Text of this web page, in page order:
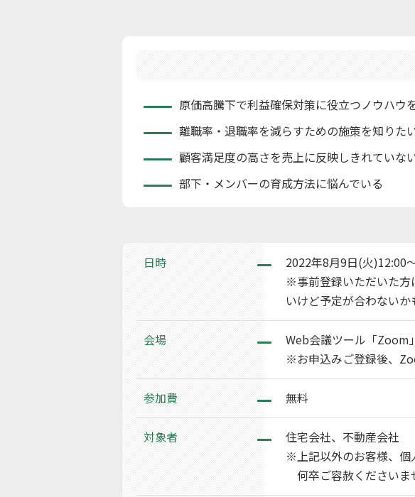
原価高騰下で利益確保対策に役立つノウハウ
離職率・退職率を減らすための施策を知りた
顧客満足度の高さを売上に反映しきれていな
部下・メンバーの育成方法に悩んでいる
日時
2022年8月9日(火)12:00
※事前登録いただいた方
いけど予定が合わないか
会場
Web会議ツール「Zoom
※お申込みご登録後、
参加費 無料
対象者
住宅会社、不動産会社
※上記以外のお客様、個
何卒ご容赦くださいま